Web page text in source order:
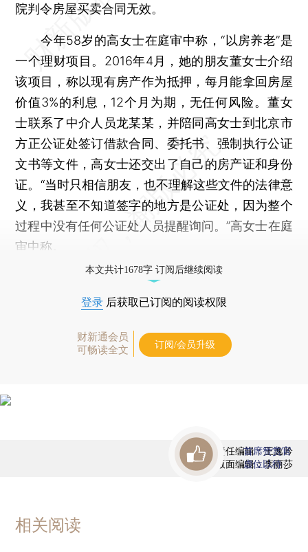
院判令房屋买卖合同无效。
今年58岁的高女士在庭审中称，“以房养老”是
一个理财项目。2016年4月，她的朋友董女士介绍
该项目，称以现有房产作为抵押，每月能拿回房屋
价值3%的利息，12个月为期，无任何风险。董女
士联系了中介人员龙某某，并陪同高女士到北京市
方正公证处签订借款合同、委托书、强制执行公证
文书等文件，高女士还交出了自己的房产证和身份
证。“当时只相信朋友，也不理解这些文件的法律意
义，我甚至不知道签字的地方是公证处，因为整个
过程中没有任何公证处人员提醒询问。”高女士在庭
审中称。
本文共计1678字 订阅后继续阅读
登录 后获取已订阅的阅读权限
财新通会员
可畅读全文
订阅/会员升级
责任编辑：王逸吟
版面编辑：李丽莎
首席赞赏官
虚位以待
相关阅读